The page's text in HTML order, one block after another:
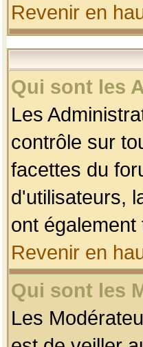
Revenir en
Qui sont les
Les
contrôle sur
facettes du
d'utilisateurs,
ont
Revenir en
Qui sont les
Les